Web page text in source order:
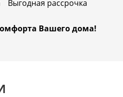
Выгодная рассрочка
Вашего дома!